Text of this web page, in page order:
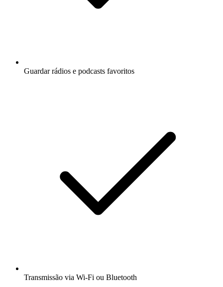
Guardar rádios e podcasts favoritos
Transmissão via Wi-Fi ou Bluetooth